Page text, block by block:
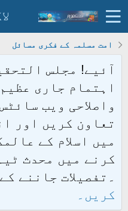
امت مسلمہ کے فکری مسائل
آئیے! مجلس
اہتمام جاری
واصلاحی ویب
تعاون کریں اور
میں اسلام کے
کرنے میں محدث
۔تفصیلات جاننے
کریں۔